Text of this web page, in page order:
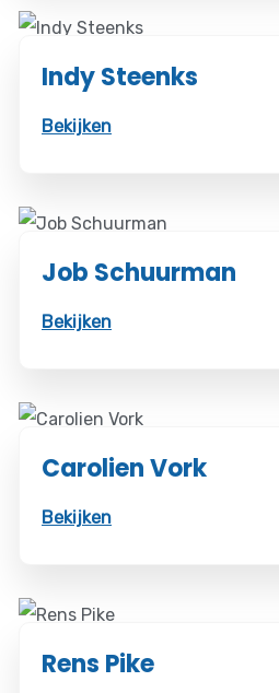
Indy Steenks
Bekijken
Job Schuurman
Bekijken
Carolien Vork
Bekijken
Rens Pike